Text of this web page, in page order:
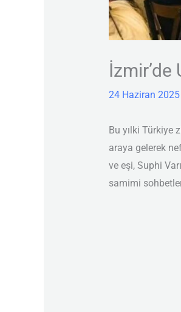
24 Haziran 2025
Bu yılki Türkiye
araya gelerek
ve eşi, Suphi
samimi